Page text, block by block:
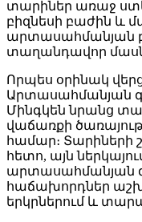
տարիներ առաջ
բիզնեսի բաժին և
արտասահմանյան
տաղանդավոր
Որպես օրինակ
Արտասահմանյան
Մինգկեն նրանց
վաճառքի
համար։ Տարիների
հետո, այն
արտասահմանյան
հաճախորդներ
երկրներում և